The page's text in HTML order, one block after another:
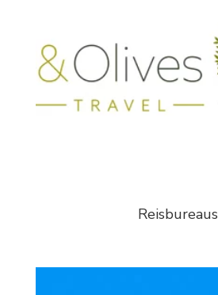
Reisbureaus